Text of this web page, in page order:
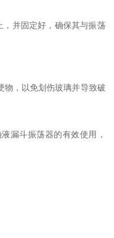
并固定好，确保其与振荡
，以免划伤玻璃并导致破
漏斗振荡器的有效使用，